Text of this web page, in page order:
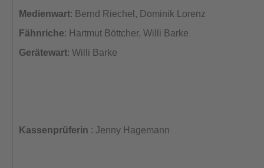
Medienwart: Bernd Riechel, Dominik Lorenz
Fähnriche: Hartmut Böttcher, Willi Barke
Gerätewart: Willi Barke
Kassenprüferin : Jenny Hagemann